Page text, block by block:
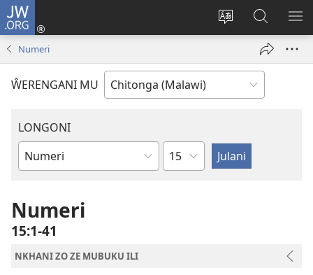
JW.ORG
Sinthani
chineneru
Sereni
(Lajula
Fufuzani
Vinthu
pa
JW.ORG
Numeri
ŴERENGANI MU
LONGONI
Buku
M'Bayibolu
Chaputala
Numeri
15:1-41
NKHANI ZO ZE MUBUKU ILI